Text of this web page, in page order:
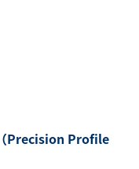
Precision Profile